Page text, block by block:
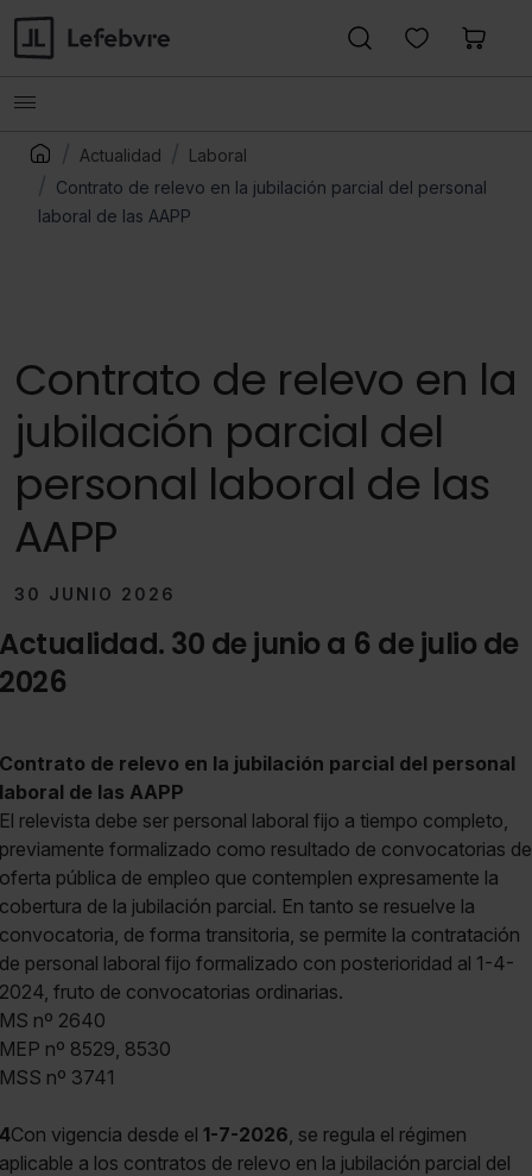
Actualidad
Laboral
Contrato de relevo en la jubilación parcial del personal
laboral de las AAPP
Contrato de relevo en la
jubilación parcial del
personal laboral de las
AAPP
30 JUNIO 2026
Actualidad. 30 de junio a 6 de julio de
2026
Contrato de relevo en la jubilación parcial del personal
laboral de las AAPP
El relevista debe ser personal laboral fijo a tiempo completo,
previamente formalizado como resultado de convocatorias de
oferta pública de empleo que contemplen expresamente la
cobertura de la jubilación parcial. En tanto se resuelve la
convocatoria, de forma transitoria, se permite la contratación
de personal laboral fijo formalizado con posterioridad al 1-4-
2024, fruto de convocatorias ordinarias.
MS nº 2640
MEP nº 8529, 8530
MSS nº 3741
4Con vigencia desde el 1-7-2026, se regula el régimen
aplicable a los contratos de relevo en la jubilación parcial del